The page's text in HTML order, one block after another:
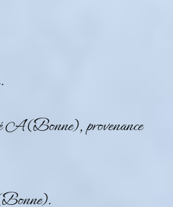
(Bonne), provenance